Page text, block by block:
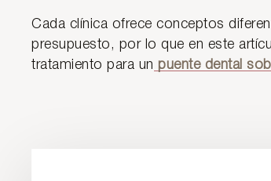
Cada clínica ofrece conceptos
presupuesto, por lo que en este
tratamiento para un puente dental